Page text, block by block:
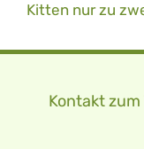
Kitten nur zu
Kontakt